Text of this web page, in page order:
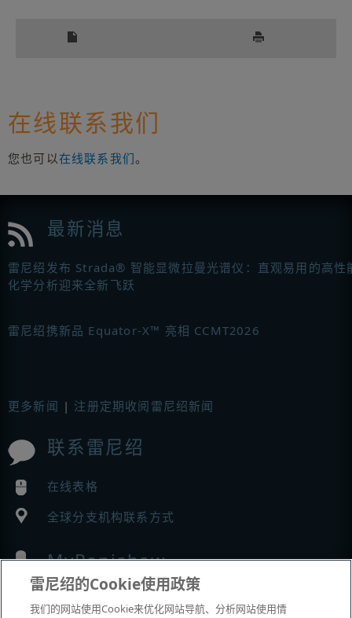
在线联系我们
您也可以在线联系我们。
最新消息
雷尼绍发布 Strada® 智能显微拉曼光谱仪：直观易用的高性
化学分析迎来全新飞跃
雷尼绍携新品 Equator-X™ 亮相 CCMT2026
更多新闻 | 注册定期收阅雷尼绍新闻
联系雷尼绍
在线表格
全球分支机构联系方式
MyRenishaw
在线商城
雷尼绍的Cookie使用政策
我们的网站使用Cookie来优化网站导航、分析网站使用情